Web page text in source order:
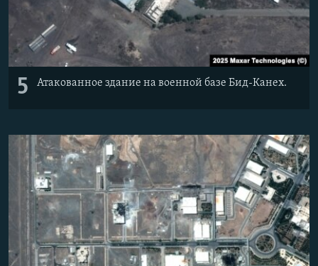
5 Атакованное здание на военной базе Бид-Канех.